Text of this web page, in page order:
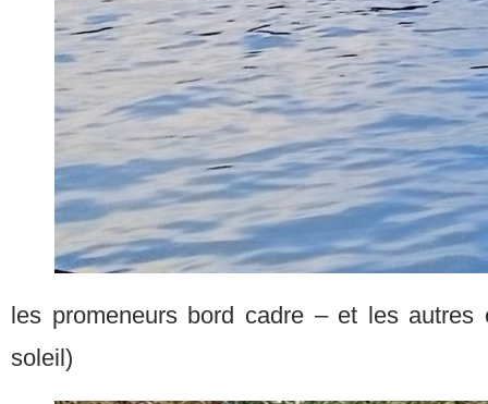
les promeneurs bord cadre – et les
soleil)